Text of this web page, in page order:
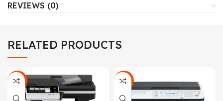
REVIEWS (0)
RELATED PRODUCTS
-22% -9%